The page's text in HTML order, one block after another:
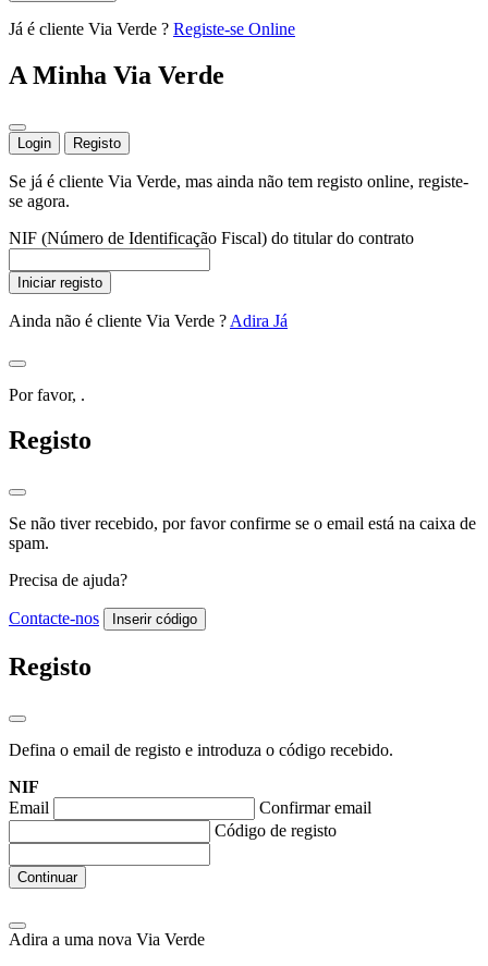
Já é cliente Via Verde ? Registe-se Online
A Minha Via Verde
Login Registo
Se já é cliente Via Verde, mas ainda não tem registo online, registe-
se agora.
NIF (Número de Identificação Fiscal) do titular do contrato
Iniciar registo
Ainda não é cliente Via Verde ? Adira Já
Por favor, .
Registo
Se não tiver recebido, por favor confirme se o email está na caixa de
spam.
Precisa de ajuda?
Contacte-nos Inserir código
Registo
Defina o email de registo e introduza o código recebido.
NIF
Email
Confirmar email
Código de registo
Continuar
Adira a uma nova Via Verde